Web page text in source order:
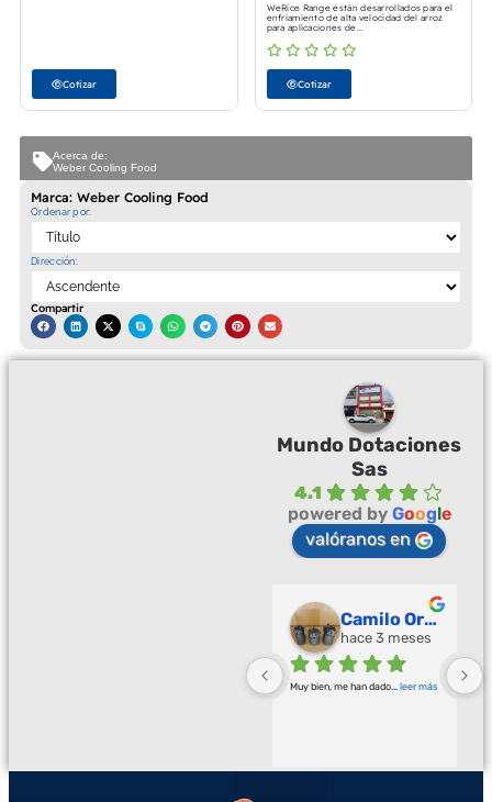
Marca: Weber Cooling Food
Ordenar por:
Dirección:
Compartir
Acerca de:
Weber Cooling Food
Cotizar
WeRice Range están desarrollados para el
enfriamiento de alta velocidad del arroz
para aplicaciones de...
Cotizar
Mundo Dotaciones
Sas
4.1
powered by Google
valóranos en
Camilo Ortegón
hace 3 meses
Muy bien, me han dado... leer más